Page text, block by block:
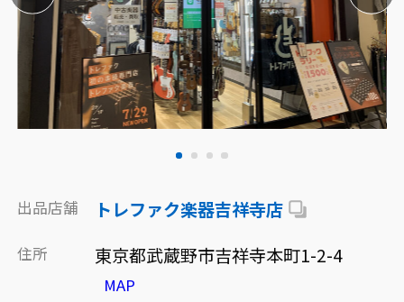
出品店舗 トレファク楽器吉祥寺店
住所 東京都武蔵野市吉祥寺本町1-2-4
MAP